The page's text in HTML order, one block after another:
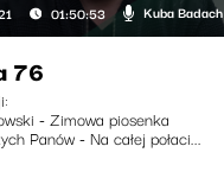
01:50:53 Kuba Badach
76
- Zimowa piosenka
Panów - Na całej połaci...